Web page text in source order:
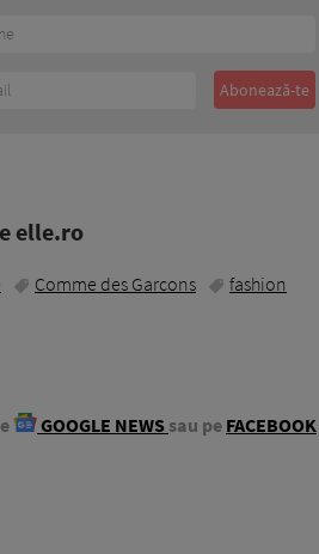
elle.ro
Comme des Garcons
fashion
GOOGLE NEWS sau pe FACEBOOK